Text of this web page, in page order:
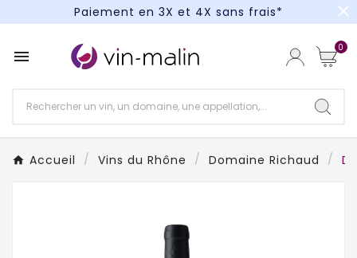
Paiement en 3X et 4X sans frais*
Paiement en 3X et 4X sans frais*
close
 0
Accueil Vins du Rhône Domaine Richaud